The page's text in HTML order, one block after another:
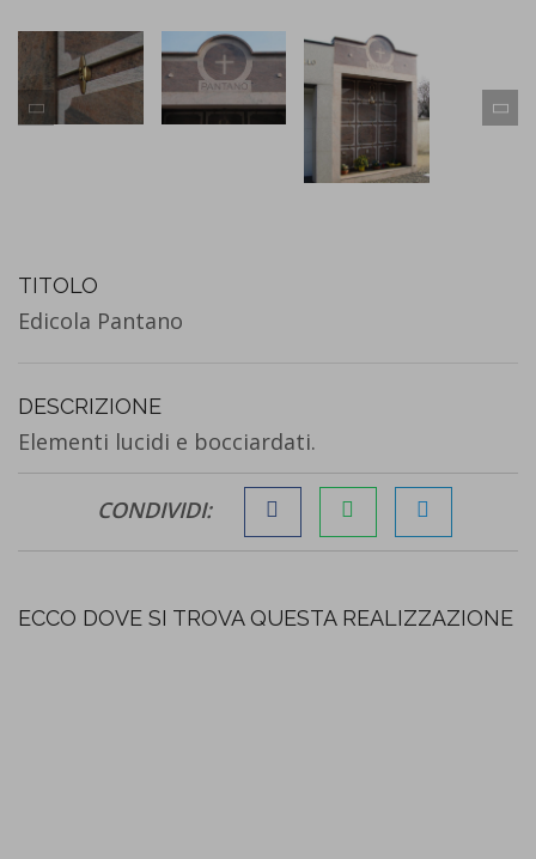
TITOLO
Edicola Pantano
DESCRIZIONE
Elementi lucidi e bocciardati.
CONDIVIDI:
ECCO DOVE SI TROVA QUESTA REALIZZAZIONE